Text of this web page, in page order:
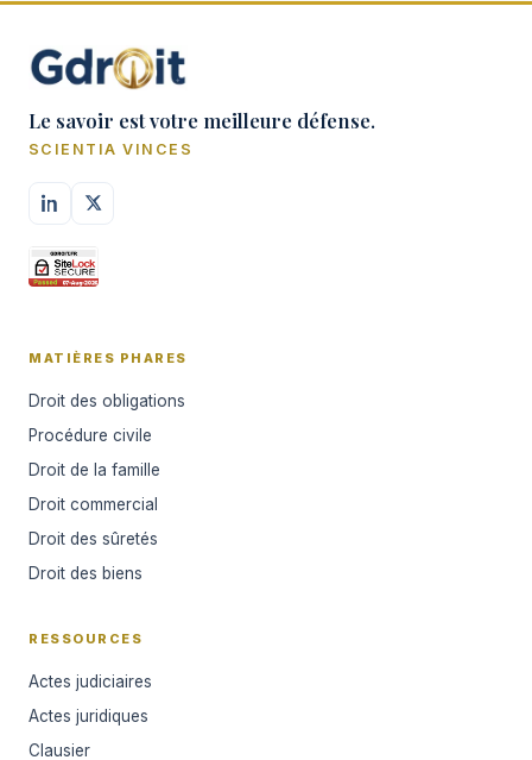
Le savoir est votre meilleure défense.
SCIENTIA VINCES
MATIÈRES PHARES
Droit des obligations
Procédure civile
Droit de la famille
Droit commercial
Droit des sûretés
Droit des biens
RESSOURCES
Actes judiciaires
Actes juridiques
Clausier